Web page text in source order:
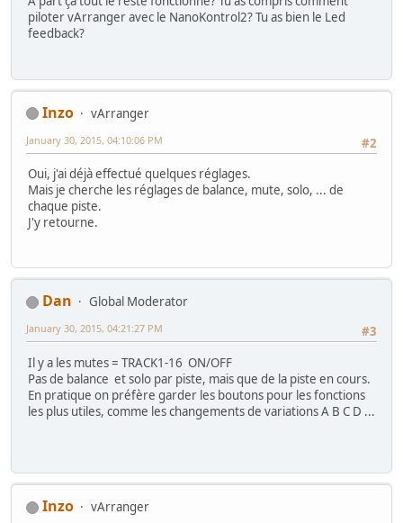
piloter vArranger avec le NanoKontrol2? Tu as bien le Led
feedback?
Inzo
vArranger
#2
January 30, 2015, 04:10:06 PM
Oui, j'ai déjà effectué quelques réglages.
Mais je cherche les réglages de balance, mute, solo, ... de
chaque piste.
J'y retourne.
Dan
Global Moderator
#3
January 30, 2015, 04:21:27 PM
Il y a les mutes = TRACK1-16 ON/OFF
Pas de balance et solo par piste, mais que de la piste en cours.
En pratique on préfère garder les boutons pour les fonctions
les plus utiles, comme les changements de variations A B C D ...
Inzo
vArranger